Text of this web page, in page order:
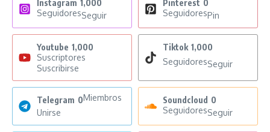
Instagram 1,000
SeguidoresSeguir
Pinterest 0
SeguidoresPin
Youtube 1,000
Suscriptores
Suscribirse
Tiktok 1,000
SeguidoresSeguir
Telegram 0Miembros
Unirse
Soundcloud 0
SeguidoresSeguir